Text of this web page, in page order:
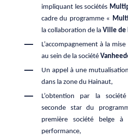
impliquant les sociétés
cadre du programme «
la collaboration de la Ville de
L’accompagnement à la
au sein de la société
Un appel à une
dans la zone du Hainaut,
L’obtention par la
seconde star du
première société belge
performance,